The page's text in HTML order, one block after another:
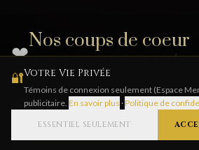
❤Nos coups de coeur
LE MEILLEUR DE CHAQUE
MAIN.
🔐Votre Vie Privée
Témoins de connexion seulement (Espace
publicitaire. En savoir plus ·Politique de
ESSENTIEL SEULEMENT